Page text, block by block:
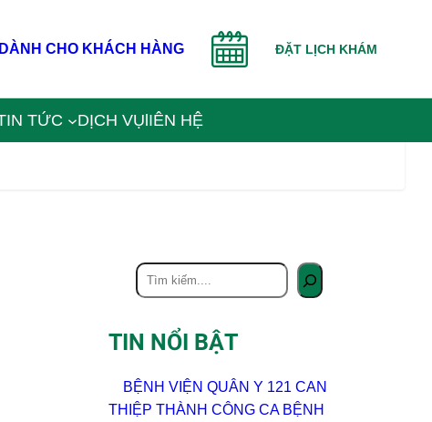
DÀNH CHO KHÁCH HÀNG ĐẶT LỊCH KHÁM
TỨC DỊCH VỤ lIÊN HỆ
TIN NỔI BẬT
BỆNH VIỆN QUÂN Y 121 CAN
THIỆP THÀNH CÔNG CA BỆNH